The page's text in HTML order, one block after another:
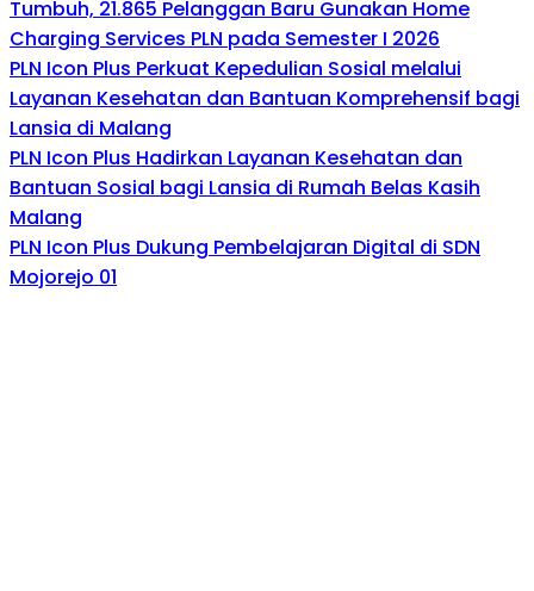
Tumbuh, 21.865 Pelanggan Baru Gunakan Home
Charging Services PLN pada Semester I 2026
PLN Icon Plus Perkuat Kepedulian Sosial melalui
Layanan Kesehatan dan Bantuan Komprehensif bagi
Lansia di Malang
PLN Icon Plus Hadirkan Layanan Kesehatan dan
Bantuan Sosial bagi Lansia di Rumah Belas Kasih
Malang
PLN Icon Plus Dukung Pembelajaran Digital di SDN
Mojorejo 01